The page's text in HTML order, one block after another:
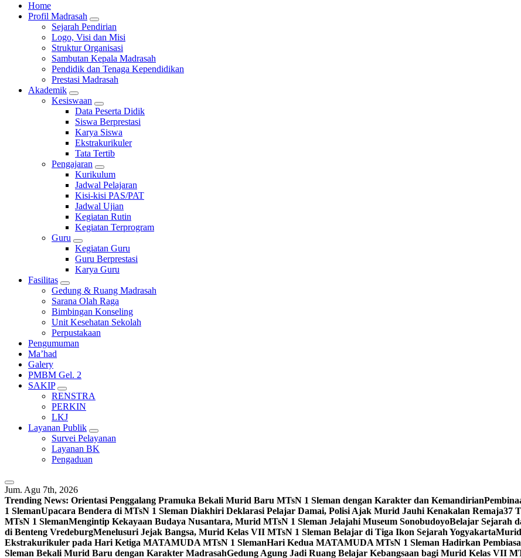
Home
Profil Madrasah
Sejarah Pendirian
Logo, Visi dan Misi
Struktur Organisasi
Sambutan Kepala Madrasah
Pendidik dan Tenaga Kependidikan
Prestasi Madrasah
Akademik
Kesiswaan
Data Peserta Didik
Siswa Berprestasi
Karya Siswa
Ekstrakurikuler
Tata Tertib
Pengajaran
Kurikulum
Jadwal Pelajaran
Kisi-kisi PAS/PAT
Jadwal Ujian
Kegiatan Rutin
Kegiatan Terprogram
Guru
Kegiatan Guru
Guru Berprestasi
Karya Guru
Fasilitas
Gedung & Ruang Madrasah
Sarana Olah Raga
Bimbingan Konseling
Unit Kesehatan Sekolah
Perpustakaan
Pengumuman
Ma’had
Galery
PMBM Gel. 2
SAKIP
RENSTRA
PERKIN
LKJ
Layanan Publik
Survei Pelayanan
Layanan BK
Pengaduan
Jum. Agu 7th, 2026
Trending News: Orientasi Penggalang Pramuka Bekali Murid Baru MTsN 1 Sleman dengan Karakter dan Kemandirian
1 SlemanUpacara Bendera di MTsN 1 Sleman Diakhiri Deklarasi Pelajar Damai, Polisi Ajak Murid Jauhi Kenakalan Remaja37
MTsN 1 SlemanMengintip Kekayaan Budaya Nusantara, Murid MTsN 1 Sleman Jelajahi Museum SonobudoyoBelajar Sejarah
di Benteng VredeburgMenelusuri Jejak Bangsa, Murid Kelas VII MTsN 1 Sleman Belajar di Tiga Ikon Sejarah YogyakartaMurid
Ekstrakurikuler pada Hari Ketiga MATAMUDA MTsN 1 SlemanHari Kedua MATAMUDA MTsN 1 Sleman Hadirkan
Sleman Bekali Murid Baru dengan Karakter MadrasahGedung Agung Jadi Ruang Belajar Kebangsaan bagi Murid Kelas VII